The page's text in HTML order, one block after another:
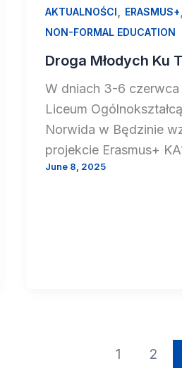
AKTUALNOŚCI ERASMUS+
NON-FORMAL EDUCATION
Droga Młodych Ku
W dniach 3-6 czerwca
Liceum
Norwida w Będzinie
projekcie Erasmus+
June 8, 2025
1 2